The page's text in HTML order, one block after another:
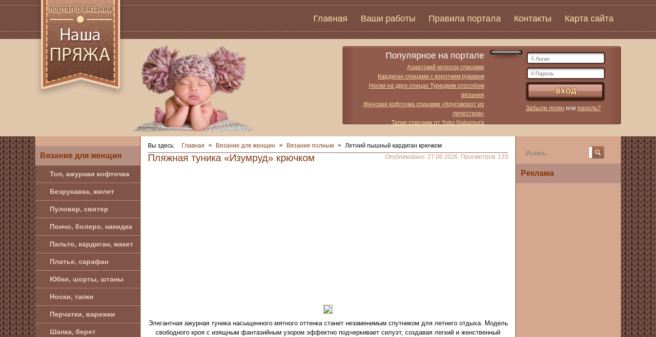
Главная Ваши работы Правила портала Контакты Карта сайта
Популярное на портале
Азиатский колосок спицами
Кардиган спицами с коротким рукавом
Носки на двух спицах Турецким способом
вязания
Женская кофточка спицами «Круговорот из
лепестков»
Тапки спицами от Yuko Nakamura
Забыли логин или пароль?
Вязание для женщин
Топ, ажурная кофточка
Безрукавка, жилет
Пуловер, свитер
Пончо, болеро, накидка
Пальто, кардиган, жакет
Платье, сарафан
Юбки, шорты, штаны
Носки, тапки
Перчатки, варежки
Шапка, берет
Вы здесь: Главная > Вязание для женщин > Вязание полным > Летний пышный кардиган крючком
Пляжная туника «Изумруд» крючком Опубликовано: 27.06.2026. Просмотров: 133
Элегантная ажурная туника насыщенного мятного оттенка станет незаменимым спутником для летнего отдыха. Модель
свободного кроя с изящным фантазийным узором эффектно подчеркивает силуэт, создавая легкий и женственный
Реклама